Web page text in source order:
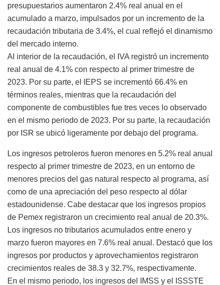
presupuestarios aumentaron 2.4% real anual en el
acumulado a marzo, impulsados por un incremento de la
recaudación tributaria de 3.4%, el cual reflejó el dinamismo
del mercado interno.
Al interior de la recaudación, el IVA registró un incremento
real anual de 4.1% con respecto al primer trimestre de
2023. Por su parte, el IEPS se incrementó 66.4% en
términos reales, mientras que la recaudación del
componente de combustibles fue tres veces lo observado
en el mismo periodo de 2023. Por su parte, la recaudación
por ISR se ubicó ligeramente por debajo del programa.
Los ingresos petroleros fueron menores en 5.2% real anual
respecto al primer trimestre de 2023, en un entorno de
menores precios del gas natural respecto al programa, así
como de una apreciación del peso respecto al dólar
estadounidense. Cabe destacar que los ingresos propios
de Pemex registraron un crecimiento real anual de 20.3%.
Los ingresos no tributarios acumulados entre enero y
marzo fueron mayores en 7.6% real anual. Destacó que los
ingresos por productos y aprovechamientos registraron
crecimientos reales de 38.3 y 32.7%, respectivamente.
En el mismo periodo, los ingresos del IMSS y el ISSSTE